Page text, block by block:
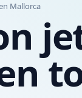
Mallorca